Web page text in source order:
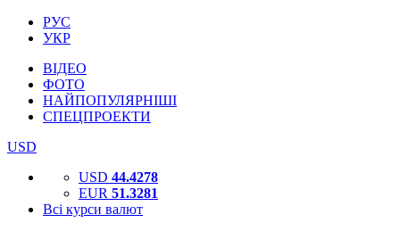
РУС
УКР
ВІДЕО
ФОТО
НАЙПОПУЛЯРНІШІ
СПЕЦПРОЕКТИ
USD
USD 44.4278
EUR 51.3281
Всі курси валют